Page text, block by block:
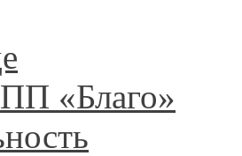
«Благо»